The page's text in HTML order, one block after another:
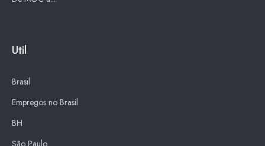
Util
Brasil
Empregos no Brasil
BH
São Paulo